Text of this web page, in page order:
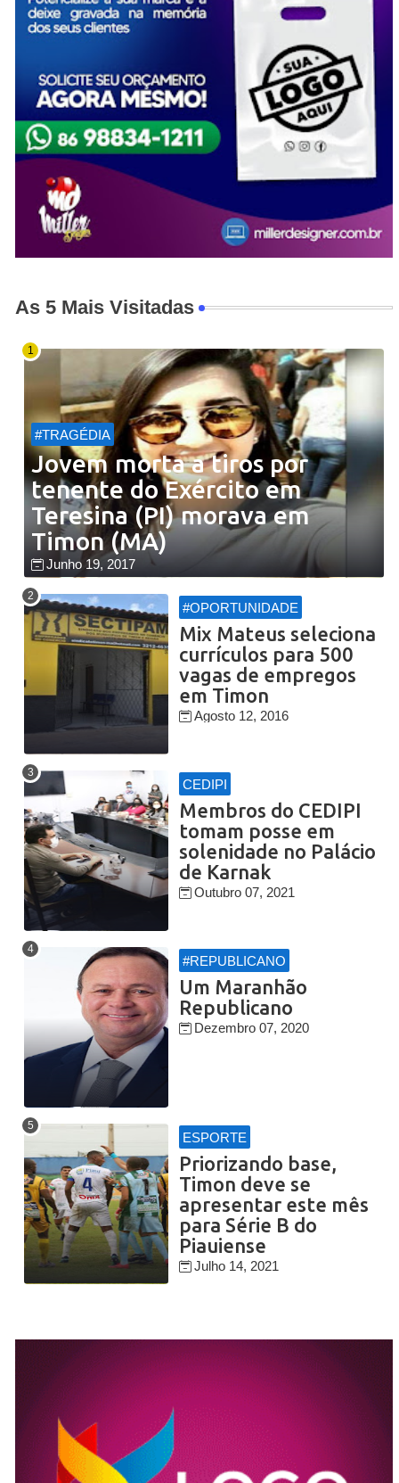
As 5 Mais Visitadas
#TRAGÉDIA
Jovem morta a tiros por
tenente do Exército em
Teresina (PI) morava em
Timon (MA)
Junho 19, 2017
#OPORTUNIDADE
Mix Mateus seleciona
currículos para 500
vagas de empregos
em Timon
Agosto 12, 2016
CEDIPI
Membros do CEDIPI
tomam posse em
solenidade no Palácio
de Karnak
Outubro 07, 2021
#REPUBLICANO
Um Maranhão
Republicano
Dezembro 07, 2020
ESPORTE
Priorizando base,
Timon deve se
apresentar este mês
para Série B do
Piauiense
Julho 14, 2021